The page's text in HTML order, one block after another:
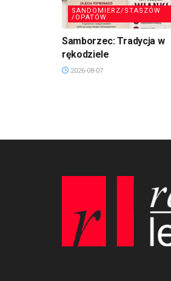
SANDOMIERZ/STASZÓW
/OPATÓW
Samborzec: Tradycja w
rękodziele
2026-08-07